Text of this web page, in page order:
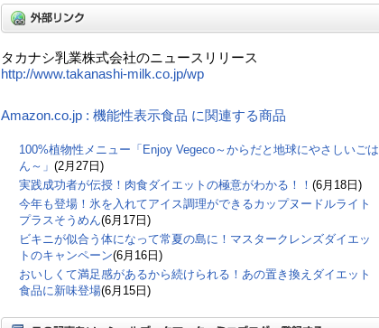
タカナシ乳業株式会社のニュースリリース
http://www.takanashi-milk.co.jp/wp
Amazon.co.jp : 機能性表示食品 に関連する商品
100%植物性メニュー「Enjoy Vegeco～からだと地球にやさしいごは
ん～」 (2月27日)
実践成功者が伝授！肉食ダイエットの極意がわかる！！ (6月18日)
今年も登場！氷を入れてアイス調理ができるカップヌードルライト
プラスそうめん(6月17日)
ビキニが似合う体になって常夏の島に！マスタークレンズダイエッ
トのキャンペーン(6月16日)
おいしくて満足感があるから続けられる！あの置き換えダイエット
食品に新味登場(6月15日)